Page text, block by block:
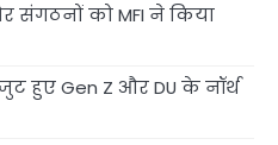
संगठनों को MFI ने किया
हुए Gen Z और DU के नॉर्थ